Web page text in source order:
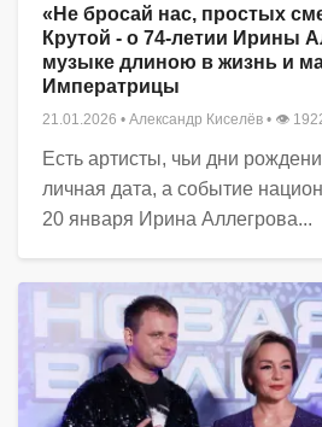
«Не бросай нас, простых
Крутой - о 74-летии Ирины
музыке длиною в жизнь и
Императрицы
21.01.2026 • Александр Киселёв • 👁
Есть артисты, чьи дни
личная дата, а событие
20 января Ирина Аллегрова...